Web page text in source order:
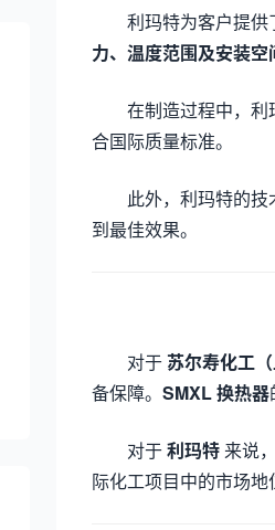
利玛特为客户提供
力、温度范围及安装空
在制造过程中，利
合国际质量标准。
此外，利玛特的
到最佳效果。
对于 苏尔寿化工
备保障。 SMXL 换热器
对于 利玛特来说
际化工项目中的市场地